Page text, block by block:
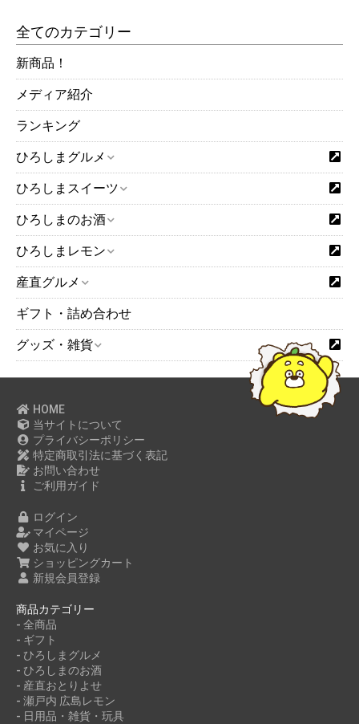
全てのカテゴリー
新商品！
メディア紹介
ランキング
ひろしまグルメ
ひろしまスイーツ
ひろしまのお酒
ひろしまレモン
産直グルメ
ギフト・詰め合わせ
グッズ・雑貨
HOME
当サイトについて
プライバシーポリシー
特定商取引法に基づく表記
お問い合わせ
ご利用ガイド
ログイン
マイページ
お気に入り
ショッピングカート
新規会員登録
商品カテゴリー
- 全商品
- ギフト
- ひろしまグルメ
- ひろしまのお酒
- 産直おとりよせ
- 瀬戸内 広島レモン
- 日用品・雑貨・玩具